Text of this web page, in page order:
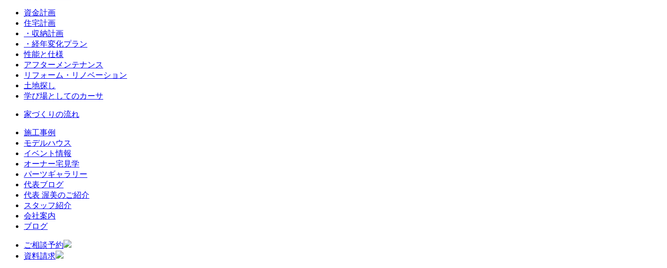
資金計画
住宅計画
・収納計画
・経年変化プラン
性能と仕様
アフターメンテナンス
リフォーム・リノベーション
土地探し
学び場としてのカーサ
家づくりの流れ
施工事例
モデルハウス
イベント情報
オーナー宅見学
パーツギャラリー
代表ブログ
代表 渥美のご紹介
スタッフ紹介
会社案内
ブログ
ご相談予約
資料請求